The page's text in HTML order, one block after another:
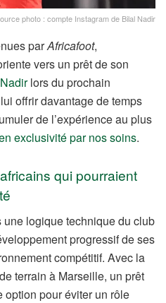
photo : compte Instagram de Bilal Nadir
parAfricafoot,
vers un prêt de son
lors du prochain
offrir davantage de temps
de l’expérience au plus
exclusivité par nos soins.
qui pourraient
une logique technique du club
progressif de ses
compétitif. Avec la
terrain à Marseille, un prêt
pour éviter un rôle